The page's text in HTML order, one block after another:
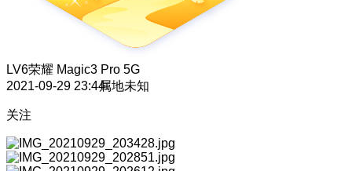
LV6荣耀 Magic3 Pro 5G
2021-09-29 23:44属地未知
关注